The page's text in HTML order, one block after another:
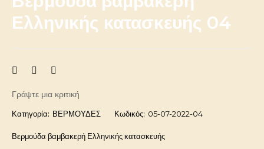
Ελληνικής κατασκευής 04
Γράψτε μια κριτική
Κατηγορία: ΒΕΡΜΟΥΔΕΣ Κωδικός: 05-07-2022-04
Βερμούδα βαμβακερή Ελληνικής κατασκευής